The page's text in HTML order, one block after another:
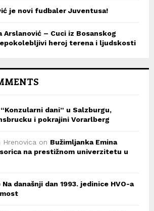
je novi fudbaler Juventusa!
Arslanović – Cuci iz Bosanskog
heroj terena i ljudskosti
“Konzularni dani” u Salzburgu,
i pokrajini Vorarlberg
Hrenovica on Bužimljanka Emina
na prestižnom univerzitetu u
Na današnji dan 1993. jedinice HVO-a